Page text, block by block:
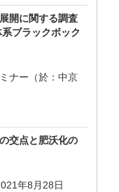
開に関する調査
ブラックボック
ナー（於：中京
交点と肥沃化の
年8月28日